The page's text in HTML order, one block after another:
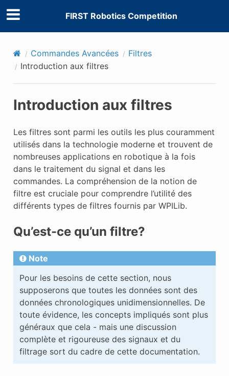
FIRST Robotics Competition
Commandes Avancées
Filtres
Introduction aux filtres
Introduction aux filtres
Les filtres sont parmi les outils les plus couramment
utilisés dans la technologie moderne et trouvent de
nombreuses applications en robotique à la fois
dans le traitement du signal et dans les
commandes. La compréhension de la notion de
filtre est cruciale pour comprendre l’utilité des
différents types de filtres fournis par WPILib.
Qu’est-ce qu’un filtre?
Note
Pour les besoins de cette section, nous
supposerons que toutes les données sont des
données chronologiques unidimensionnelles. De
toute évidence, les concepts impliqués sont plus
généraux que cela - mais une discussion
complète et rigoureuse des signaux et du
filtrage sort du cadre de cette documentation.